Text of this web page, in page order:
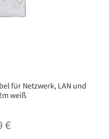
für Netzwerk, LAN und
weiß
€